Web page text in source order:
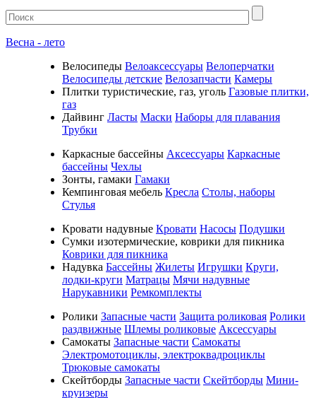
Весна - лето
Велосипеды Велоаксессуары Велоперчатки
Велосипеды детские Велозапчасти Камеры
Плитки туристические, газ, уголь Газовые плитки,
газ
Дайвинг Ласты Маски Наборы для плавания
Трубки
Каркасные бассейны Аксессуары Каркасные
бассейны Чехлы
Зонты, гамаки Гамаки
Кемпинговая мебель Кресла Столы, наборы
Стулья
Кровати надувные Кровати Насосы Подушки
Cумки изотермические, коврики для пикника
Коврики для пикника
Надувка Бассейны Жилеты Игрушки Круги,
лодки-круги Матрацы Мячи надувные
Нарукавники Ремкомплекты
Ролики Запасные части Защита роликовая Ролики
раздвижные Шлемы роликовые Аксессуары
Самокаты Запасные части Самокаты
Электромотоциклы, электроквадроциклы
Трюковые самокаты
Скейтборды Запасные части Скейтборды Мини-
круизеры